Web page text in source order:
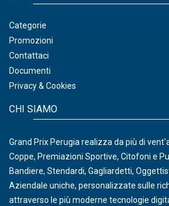
Categorie
Promozioni
Contattaci
Documenti
Privacy & Cookies
CHI SIAMO
Grand Prix Perugia realizza da più di
Coppe, Premiazioni Sportive, Citofoni e
Bandiere, Stendardi, Gagliardetti,
Aziendale uniche, personalizzate sulle
attraverso le più moderne tecnologie